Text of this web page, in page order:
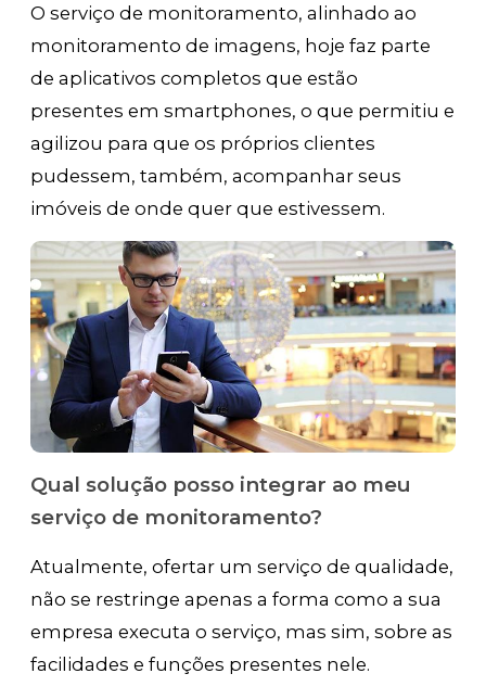
O serviço de monitoramento, alinhado ao
monitoramento de imagens, hoje faz parte
de aplicativos completos que estão
presentes em smartphones, o que permitiu e
agilizou para que os próprios clientes
pudessem, também, acompanhar seus
imóveis de onde quer que estivessem.
Qual solução posso integrar ao meu
serviço de monitoramento?
Atualmente, ofertar um serviço de qualidade,
não se restringe apenas a forma como a sua
empresa executa o serviço, mas sim, sobre as
facilidades e funções presentes nele.